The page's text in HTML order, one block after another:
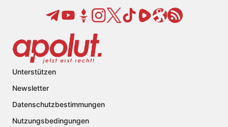
Unterstützen
Newsletter
Datenschutzbestimmungen
Nutzungsbedingungen